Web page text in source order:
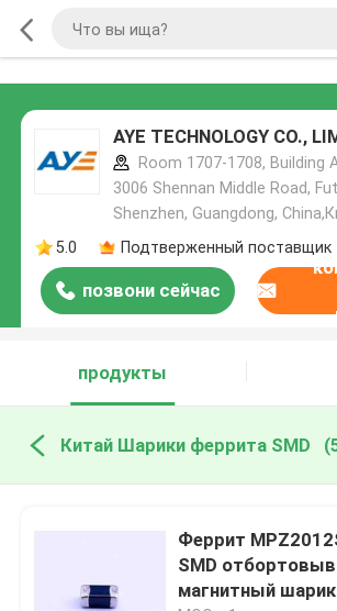
AYE TECHNOLOGY CO.,
Room 1707-1708, Building
3006 Shennan Middle Road,
Shenzhen, Guangdong,
5.0
Подтверженный поставщик
позвони сейчас
продукты
Китай Шарики феррита SMD
Феррит
SMD
магнитный